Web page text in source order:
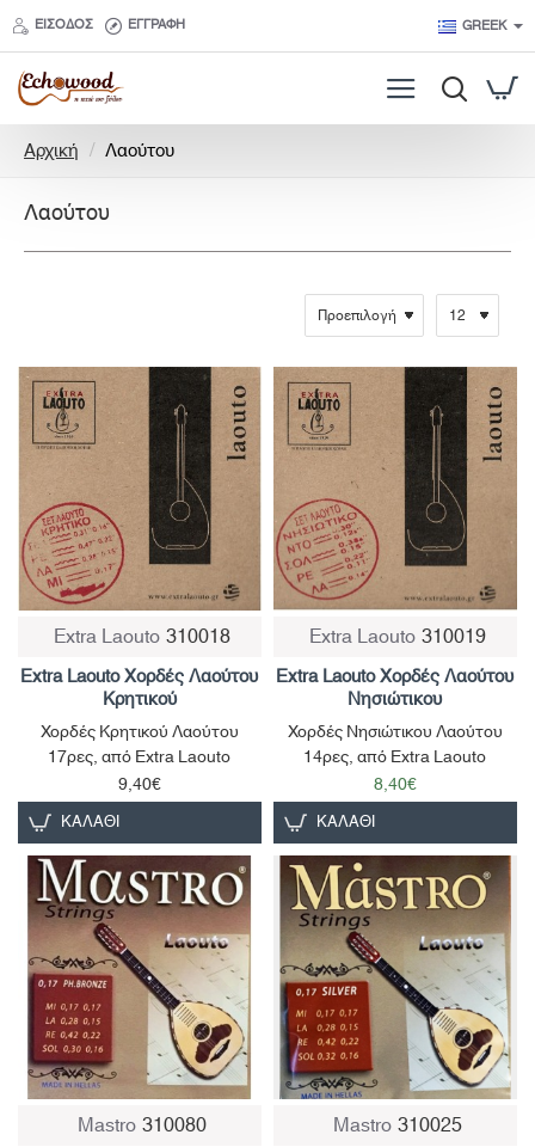
ΕΊΣΟΔΟΣ ΕΓΓΡΑΦΉ GREEK
Αρχική
m
e
Λαούτου
Λαούτου
Extra Laouto310018
Extra Laouto Xορδές Λαούτου
Κρητικού
Χορδές Κρητικού Λαούτου
17ρες, από Extra Laouto
9,40€
ΚΑΛΆΘΙ
Extra Laouto310019
Extra Laouto Xορδές Λαούτου
Νησιώτικου
Χορδές Νησιώτικου Λαούτου
14ρες, από Extra Laouto
8,40€
ΚΑΛΆΘΙ
Mastro310080 Mastro310025